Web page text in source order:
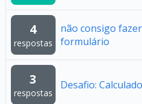
4
respostas
não consigo
formulário
3
respostas
Desafio: